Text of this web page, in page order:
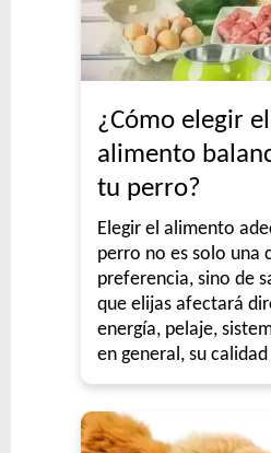
¿Cómo elegir
alimento
tu perro?
Elegir el alimento
perro no es solo una
preferencia, sino de
que elijas afectará
energía, pelaje,
en general, su